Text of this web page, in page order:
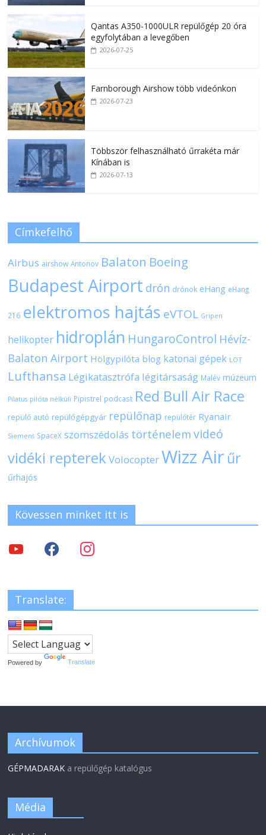
Qantas A350-1000ULR repülőgép 20 óra
egyfolytában a levegőben
2026-07-25
Farnborough Airshow több videónkon
2026-07-23
Többször felhasználható űrrakéta már
Kínában is
2026-07-13
Címkefelhő
Airbus airshow Antonov Balaton Boeing
Budapest Airport drón drónok eHang eHang
216 elektromos hajtás eVTOL Gripen
helikopter hidroplán HungaroControl Hévíz-
Balaton Airport Hölgypilóta blog katonai gépek LOT
Lufthansa Légikatasztrófa légitársaság Malév múzeum
Pilatus pilóta nélküli Pipistrel podcast Red Bull Air Race
repülő autó repülőgépgyár repülőnap repülőtér Ryanair
Siemens SpaceX szomszédolás történelem videó
vidéki repterek VolocopterWizz Air űr
űrhajós
Kövessen minket itt is
Translate:
Powered by Translate
Archívumok
GÉPMADARAK a repülőgép katalógus
Média